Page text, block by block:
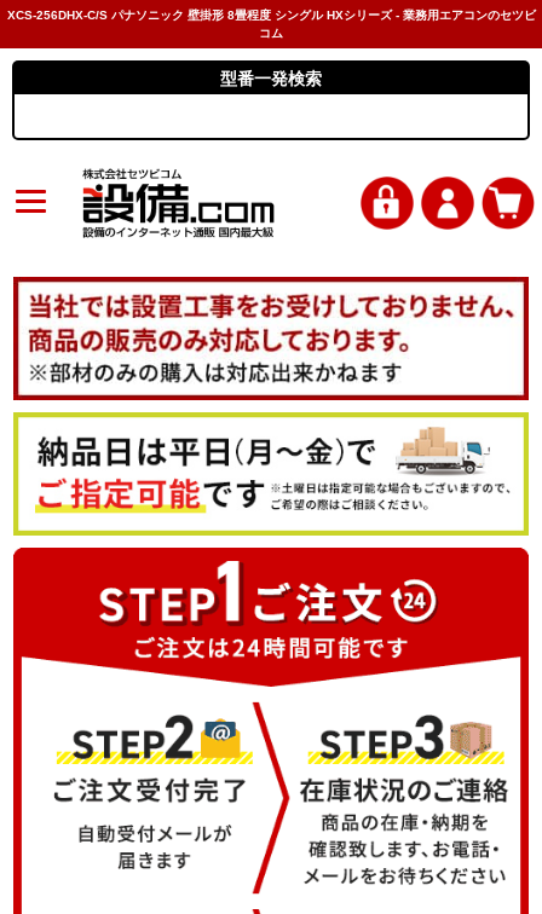
XCS-256DHX-C/S パナソニック 壁掛形 8畳程度 シングル HXシリーズ - 業務用エアコンのセツビ
コム
型番一発検索